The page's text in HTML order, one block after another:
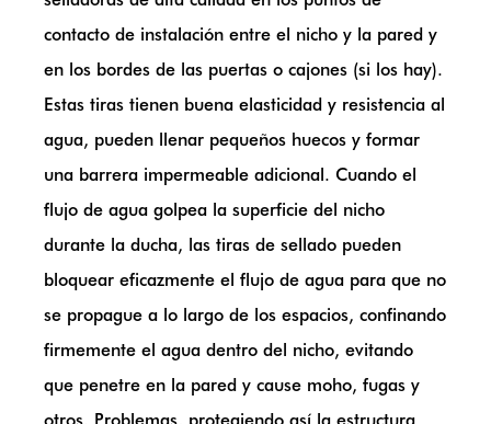
contacto de instalación entre el nicho y la pared y
en los bordes de las puertas o cajones (si los hay).
Estas tiras tienen buena elasticidad y resistencia al
agua, pueden llenar pequeños huecos y formar
una barrera impermeable adicional. Cuando el
flujo de agua golpea la superficie del nicho
durante la ducha, las tiras de sellado pueden
bloquear eficazmente el flujo de agua para que no
se propague a lo largo de los espacios, confinando
firmemente el agua dentro del nicho, evitando
que penetre en la pared y cause moho, fugas y